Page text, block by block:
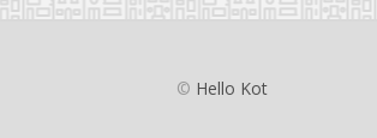
© Hello Kot